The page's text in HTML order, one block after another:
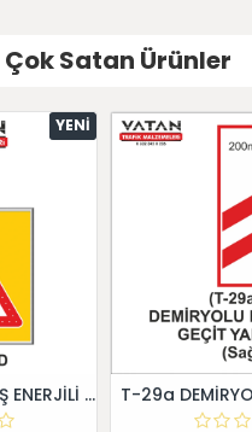
Çok Satan Ürünler
YENI
SOLAR LED'Lİ GÜNEŞ ENERJİLİ LEVHA